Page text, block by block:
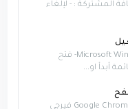
المشتركة : - لإلغاء
لحذف الكاش من نظام تشغيل Microsoft Windows 1- فتح
- لحذف الملفات المؤقتة على متصفح Google Chrome فيرجى